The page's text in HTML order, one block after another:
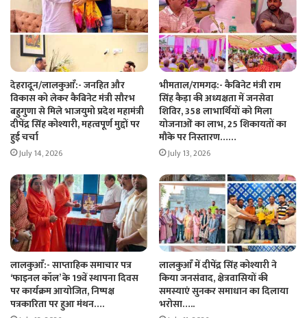
देहरादून/लालकुआँ:- जनहित और
विकास को लेकर कैबिनेट मंत्री सौरभ
बहुगुणा से मिले भाजयुमो प्रदेश महामंत्री
दीपेंद्र सिंह कोश्यारी, महत्वपूर्ण मुद्दों पर
हुई चर्चा
July 14, 2026
भीमताल/रामगढ़:- कैबिनेट मंत्री राम
सिंह कैड़ा की अध्यक्षता में जनसेवा
शिविर, 358 लाभार्थियों को मिला
योजनाओं का लाभ, 25 शिकायतों का
मौके पर निस्तारण……
July 13, 2026
लालकुआँ:- साप्ताहिक समाचार पत्र
‘फाइनल कॉल’ के 19वें स्थापना दिवस
पर कार्यक्रम आयोजित, निष्पक्ष
पत्रकारिता पर हुआ मंथन….
लालकुआँ में दीपेंद्र सिंह कोश्यारी ने
किया जनसंवाद, क्षेत्रवासियों की
समस्याएं सुनकर समाधान का दिलाया
भरोसा…..